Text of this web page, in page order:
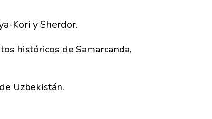
Kori y Sherdor.
históricos de Samarcanda,
Uzbekistán.